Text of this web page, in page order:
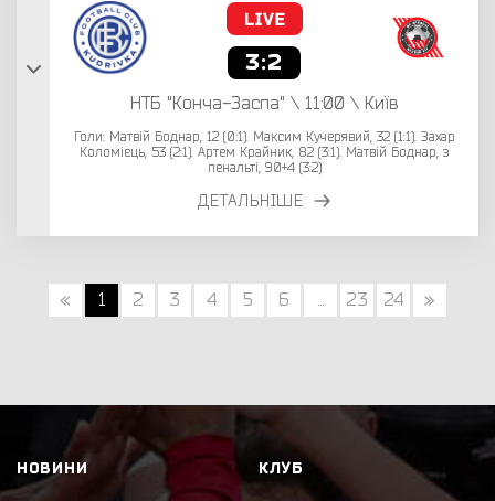
3:2
НТБ "Конча-Заспа" \ 11:00 \ Київ
Голи: Матвій Боднар, 12 (0:1). Максим Кучерявий, 32 (1:1). Захар
Коломієць, 53 (2:1). Артем Крайник, 82 (3:1). Матвій Боднар, з
пенальті, 90+4 (3:2)
ДЕТАЛЬНІШЕ
« 1 2 3 4 5 6 ... 23 24 »
НОВИНИ КЛУБ